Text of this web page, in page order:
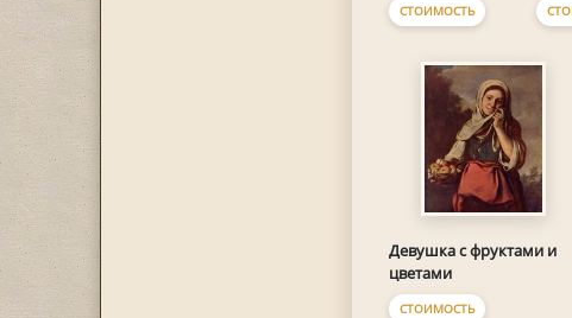
СТОИМОСТЬ
Девушка с фруктами и
цветами
СТОИМОСТЬ